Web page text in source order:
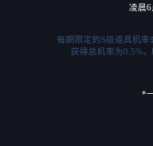
凌晨6
每期限定的S级道具机
获得总机率为0.5%
*